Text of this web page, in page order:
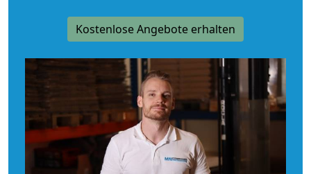
Kostenlose Angebote erhalten